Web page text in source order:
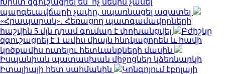
պարգեւավճարի չափը, սպառնացել ազատել
«Հրապարակ». Հեռացող պատգամավորների
հաշվին 5 մլն դրամ գումար է փոխանցվել
Բժիշկը
զգուշացրել է 1 ամիս միայն հնդկացորեն և հավի
կրծքամիս ուտելու հետևանքների մասին
Իսպանիան պատասխան միջոցներ կձեռնարկի
Իտալիայի հետ սահմանին
Կոնգոյում էբոլայի